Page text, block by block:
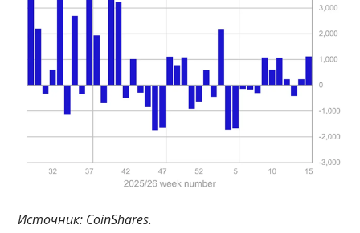
Источник: CoinShares.